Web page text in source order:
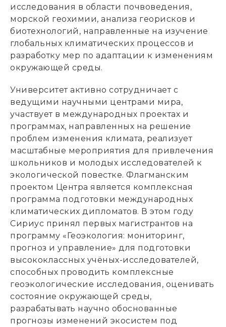
исследования в области почвоведения,
морской геохимии, анализа георисков и
биотехнологий, направленные на изучение
глобальных климатических процессов и
разработку мер по адаптации к изменениям
окружающей среды.
Университет активно сотрудничает с
ведущими научными центрами мира,
участвует в международных проектах и
программах, направленных на решение
проблем изменения климата, реализует
масштабные мероприятия для привлечения
школьников и молодых исследователей к
экологической повестке. Флагманским
проектом Центра является комплексная
программа подготовки международных
климатических дипломатов. В этом году
Сириус принял первых магистрантов на
программу «Геоэкология: мониторинг,
прогноз и управление» для подготовки
высококлассных учёных-исследователей,
способных проводить комплексные
геоэкологические исследования, оценивать
состояние окружающей среды,
разрабатывать научно обоснованные
прогнозы изменений экосистем под